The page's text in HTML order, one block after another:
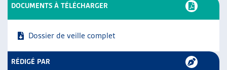
VEILLE
THÉMATIQUES
GUIDE SOCIAL ROMAND
AUTRES
DOCUMENTS À TÉLÉCHARGER
Dossier de veille complet
RÉDIGÉ PAR